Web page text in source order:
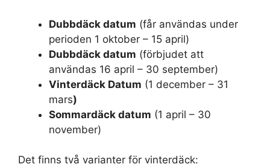
Dubbdäck datum (får användas under
perioden 1 oktober – 15 april)
Dubbdäck datum (förbjudet att
användas 16 april – 30 september)
Vinterdäck Datum (1 december – 31
mars)
Sommardäck datum (1 april – 30
november)
Det finns två varianter för vinterdäck: